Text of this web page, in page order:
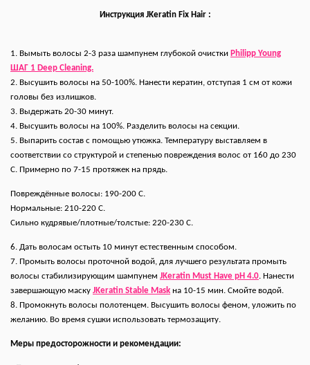
Инструкция JKeratin Fix Hair :
1. Вымыть волосы 2-3 раза шампунем глубокой очистки Philipp Young
ШАГ 1 Deep Cleaning.
2. Высушить волосы на 50-100%. Нанести кератин, отступая 1 см от кожи
головы без излишков.
3. Выдержать 20-30 минут.
4. Высушить волосы на 100%. Разделить волосы на секции.
5. Выпарить состав с помощью утюжка. Температуру выставляем в
соответствии со структурой и степенью повреждения волос от 160 до 230
С. Примерно по 7-15 протяжек на прядь.
Повреждённые волосы: 190-200 С.
Нормальные: 210-220 С.
Сильно кудрявые/плотные/толстые: 220-230 С.
6. Дать волосам остыть 10 минут естественным способом.
7. Промыть волосы проточной водой, для лучшего результата промыть
волосы стабилизирующим шампунем JKeratin Must Have pH 4.0. Нанести
завершающую маску JKeratin Stable Mask на 10-15 мин. Смойте водой.
8. Промокнуть волосы полотенцем. Высушить волосы феном, уложить по
желанию. Во время сушки использовать термозащиту.
Меры предосторожности и рекомендации: